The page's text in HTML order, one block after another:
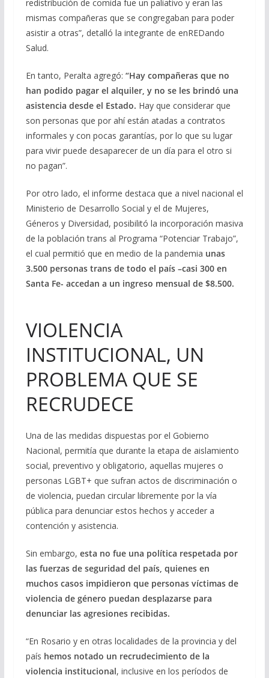
redistribución de comida fue un paliativo y eran las
mismas compañeras que se congregaban para poder
asistir a otras”, detalló la integrante de enREDando
Salud.
En tanto, Peralta agregó: “Hay compañeras que no
han podido pagar el alquiler, y no se les brindó una
asistencia desde el Estado. Hay que considerar que
son personas que por ahí están atadas a contratos
informales y con pocas garantías, por lo que su lugar
para vivir puede desaparecer de un día para el otro si
no pagan”.
Por otro lado, el informe destaca que a nivel nacional el
Ministerio de Desarrollo Social y el de Mujeres,
Géneros y Diversidad, posibilitó la incorporación masiva
de la población trans al Programa “Potenciar Trabajo”,
el cual permitió que en medio de la pandemia unas
3.500 personas trans de todo el país –casi 300 en
Santa Fe- accedan a un ingreso mensual de $8.500.
VIOLENCIA
INSTITUCIONAL, UN
PROBLEMA QUE SE
RECRUDECE
Una de las medidas dispuestas por el Gobierno
Nacional, permitía que durante la etapa de aislamiento
social, preventivo y obligatorio, aquellas mujeres o
personas LGBT+ que sufran actos de discriminación o
de violencia, puedan circular libremente por la vía
pública para denunciar estos hechos y acceder a
contención y asistencia.
Sin embargo, esta no fue una política respetada por
las fuerzas de seguridad del país, quienes en
muchos casos impidieron que personas víctimas de
violencia de género puedan desplazarse para
denunciar las agresiones recibidas.
“En Rosario y en otras localidades de la provincia y del
país hemos notado un recrudecimiento de la
violencia institucional, inclusive en los períodos de